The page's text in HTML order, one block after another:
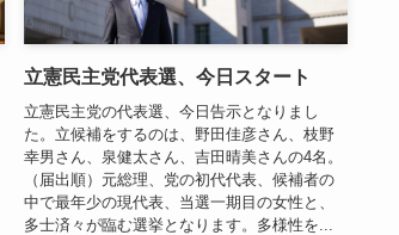
立憲民主党代表選、今日スタート
立憲民主党の代表選、今日告示となりまし
た。立候補をするのは、野田佳彦さん、枝野
幸男さん、泉健太さん、吉田晴美さんの4名。
（届出順）元総理、党の初代代表、候補者の
中で最年少の現代表、当選一期目の女性と、
多士済々が臨む選挙となります。多様性を...